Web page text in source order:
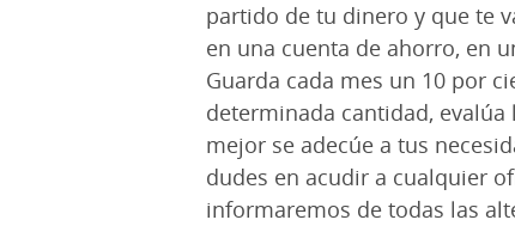
partido de tu dinero y que te
en una cuenta de ahorro, en
Guarda cada mes un 10 por
determinada cantidad,
mejor se adecúe a tus
dudes en acudir a cualquier
informaremos de todas las